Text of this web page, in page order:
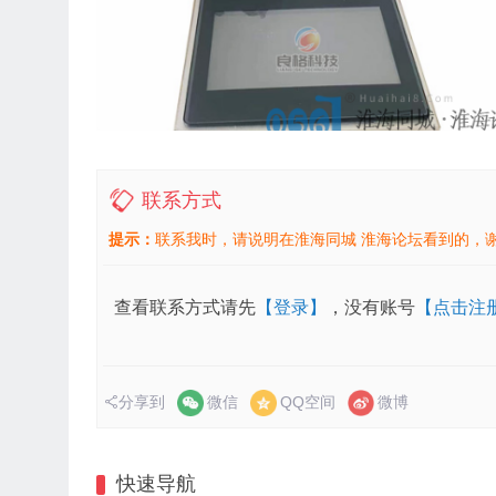
联系方式
提示： 联系我时，请说明在淮海同城 淮海论坛看到的，
查看联系方式请先 【登录】 ，没有账号 【点击注
分享到 微信 QQ空间 微博
快速导航